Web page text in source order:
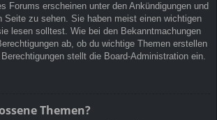
Forums erscheinen unter den Ankündigungen und
Seite zu sehen. Sie haben meist einen wichtigen
lesen solltest. Wie bei den Bekanntmachungen
ab, ob du wichtige Themen erstellen
stellt die Board-Administration ein.
Themen?